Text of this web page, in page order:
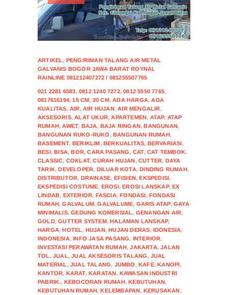
ARTIKEL, PENGIRIMAN TALANG AIR METAL
GALVANIS BOGOR JAWA BARAT ROYNAL
RAINLINE 081212407272 / 081255507765
021 2281 6583,0812 1240 7272,0812 5550 7765,
0817616194,15 CM, 20 CM,ADA HARGA,ADA
KUALITAS,AIR,AIR HUJAN,AIR MENGALIR,
AKSESORIS,ALAT UKUR,APARTEMEN, ATAP, ATAP
RUMAH,AWET, BAJA, BAJA RINGAN,BANGUNAN,
BANGUNAN RUKO-RUKO ,BANGUNAN RUMAH,
BASEMENT,BERIKLIM,BERKUALITAS, BERVARIASI,
BESI,BISA,BOR,CARA PASANG ,CAT,CAT TEMBOK,
CLASSIC, COKLAT,CURAH HUJAN,CUTTER, DAYA
TARIK,DEVELOPER, DILUAR KOTA,DINDING RUMAH,
DISTRIBUTOR, DRAINASE, EFISIEN,EKSPEDISI,
EKSPEDISI COSTUME, EROSI,EROSI LANSKAP,EX
LINDAB, EXTERIOR, FASCIA,FONDASI,FONDASI
RUMAH,GALVALUM,GALVALUME, GARIS ATAP,GAYA
MINIMALIS,GEDUNG KOMERSIAL, GENANGAN AIR,
GOLD,GUTTER SYSTEM,HALAMAN LANSKAP,
HARGA,HOTEL, HUJAN,HUJAN DERAS, IDONESIA,
INDONESIA,INFO JASA PASANG, INTERIOR,
INVESTASI PERAWATAN RUMAH,JAKARTA,JALAN
TOL ,JUAL,JUAL AKSESORIS TALANG, JUAL
MATERIAL ,JUAL TALANG, JUMBO ,KAFE,KANOPI,
KANTOR, KARAT,KARATAN, KAWASAN INDUSTRI
PABRIK., KEBOCORAN RUMAH,KEBUTUHAN,
KEBUTUHAN RUMAH,KELEMBAPAN, KERUSAKAN,